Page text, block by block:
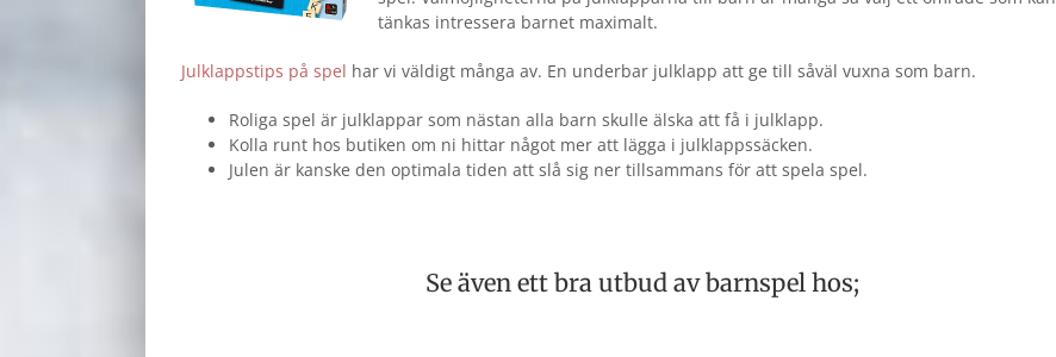
tänkas intressera barnet maximalt.
Julklappstips på spel har vi väldigt många av. En underbar julklapp att ge till såväl vuxna som barn.
Roliga spel är julklappar som nästan alla barn skulle älska att få i julklapp.
Kolla runt hos butiken om ni hittar något mer att lägga i julklappssäcken.
Julen är kanske den optimala tiden att slå sig ner tillsammans för att spela spel.
Se även ett bra utbud av barnspel hos;